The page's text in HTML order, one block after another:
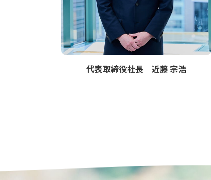
代表取締役社長 近藤 宗浩